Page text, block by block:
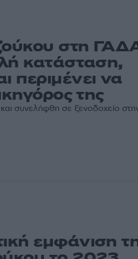
στη
κατάσταση,
περιμένει να
της
συνελήφθη σε ξενοδοχείο
εμφάνιση